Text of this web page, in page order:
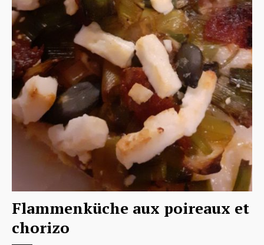
Flammenküche aux poireaux et
chorizo